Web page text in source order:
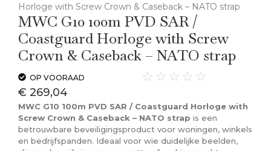
Horloge with Screw Crown & Caseback – NATO strap
MWC G10 100m PVD SAR /
Coastguard Horloge with Screw
Crown & Caseback – NATO strap
OP VOORAAD ☆ ☆ ☆ ☆ ☆
€ 269,04
MWC G10 100m PVD SAR / Coastguard Horloge with
Screw Crown & Caseback – NATO strap is een
betrouwbare beveiligingsproduct voor woningen, winkels
en bedrijfspanden. Ideaal voor wie duidelijke beelden,